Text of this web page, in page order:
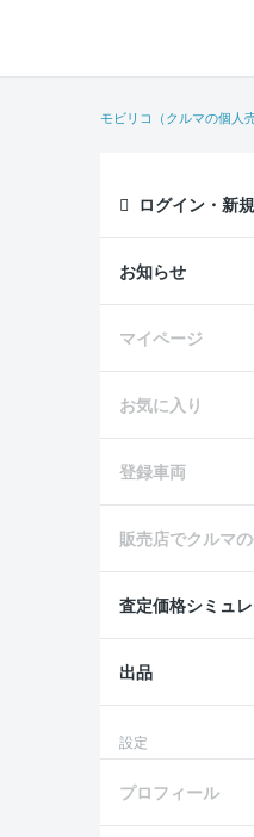
モビリコ（クルマの個人売
ログイン・新
お知らせ
マイページ
お気に入り
登録車両
販売店でクルマ
査定価格シミュ
出品
設定
プロフィール